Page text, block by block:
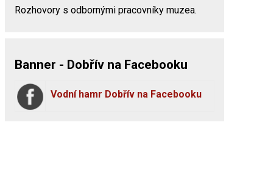
Rozhovory s odbornými pracovníky muzea.
Banner - Dobřív na Facebooku
Vodní hamr Dobřív na Facebooku